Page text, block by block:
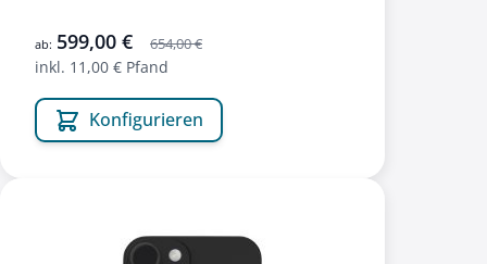
654,00 €
ab: 599,00 €
inkl. 11,00 € Pfand
Konfigurieren